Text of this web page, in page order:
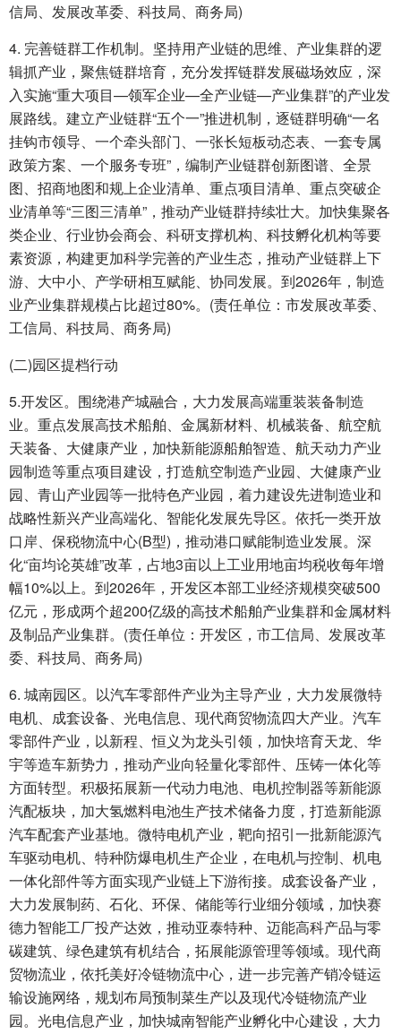
信局、发展改革委、科技局、商务局)
4. 完善链群工作机制。坚持用产业链的思维、产业集群的逻
辑抓产业，聚焦链群培育，充分发挥链群发展磁场效应，深
入实施“重大项目—领军企业—全产业链—产业集群”的产业发
展路线。建立产业链群“五个一”推进机制，逐链群明确“一名
挂钩市领导、一个牵头部门、一张长短板动态表、一套专属
政策方案、一个服务专班”，编制产业链群创新图谱、全景
图、招商地图和规上企业清单、重点项目清单、重点突破企
业清单等“三图三清单”，推动产业链群持续壮大。加快集聚各
类企业、行业协会商会、科研支撑机构、科技孵化机构等要
素资源，构建更加科学完善的产业生态，推动产业链群上下
游、大中小、产学研相互赋能、协同发展。到2026年，制造
业产业集群规模占比超过80%。(责任单位：市发展改革委、
工信局、科技局、商务局)
(二)园区提档行动
5.开发区。围绕港产城融合，大力发展高端重装装备制造
业。重点发展高技术船舶、金属新材料、机械装备、航空航
天装备、大健康产业，加快新能源船舶智造、航天动力产业
园制造等重点项目建设，打造航空制造产业园、大健康产业
园、青山产业园等一批特色产业园，着力建设先进制造业和
战略性新兴产业高端化、智能化发展先导区。依托一类开放
口岸、保税物流中心(B型)，推动港口赋能制造业发展。深
化“亩均论英雄”改革，占地3亩以上工业用地亩均税收每年增
幅10%以上。到2026年，开发区本部工业经济规模突破500
亿元，形成两个超200亿级的高技术船舶产业集群和金属材料
及制品产业集群。(责任单位：开发区，市工信局、发展改革
委、科技局、商务局)
6. 城南园区。以汽车零部件产业为主导产业，大力发展微特
电机、成套设备、光电信息、现代商贸物流四大产业。汽车
零部件产业，以新程、恒义为龙头引领，加快培育天龙、华
宇等造车新势力，推动产业向轻量化零部件、压铸一体化等
方面转型。积极拓展新一代动力电池、电机控制器等新能源
汽配板块，加大氢燃料电池生产技术储备力度，打造新能源
汽车配套产业基地。微特电机产业，靶向招引一批新能源汽
车驱动电机、特种防爆电机生产企业，在电机与控制、机电
一体化部件等方面实现产业链上下游衔接。成套设备产业，
大力发展制药、石化、环保、储能等行业细分领域，加快赛
德力智能工厂投产达效，推动亚泰特种、迈能高科产品与零
碳建筑、绿色建筑有机结合，拓展能源管理等领域。现代商
贸物流业，依托美好冷链物流中心，进一步完善产销冷链运
输设施网络，规划布局预制菜生产以及现代冷链物流产业
园。光电信息产业，加快城南智能产业孵化中心建设，大力